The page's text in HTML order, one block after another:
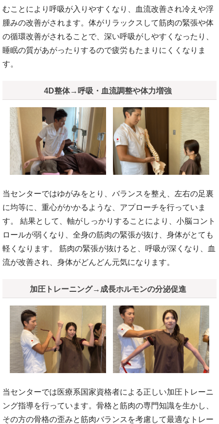
むことにより呼吸が入りやすくなり、血流改善され冷えや浮
腫みの改善がされます。体がリラックスして筋肉の緊張や体
の循環改善がされることで、深い呼吸がしやすくなったり、
睡眠の質があがったりするので疲労もたまりにくくなりま
す。
4D整体→呼吸・血流調整や体力増強
当センターではゆがみをとり、バランスを整え、左右の足裏
に均等に、重心がかかるような、アプローチを行っていま
す。 結果として、軸がしっかりすることにより、小脳コント
ロールが弱くなり、全身の筋肉の緊張が抜け、身体がとても
軽くなります。 筋肉の緊張が抜けると、呼吸が深くなり、血
流が改善され、身体がどんどん元気になります。
加圧トレーニング→成長ホルモンの分泌促進
当センターでは医療系国家資格者による正しい加圧トレーニ
ング指導を行っています。骨格と筋肉の専門知識を生かし、
その方の骨格の歪みと筋肉バランスを考慮して最適なトレー